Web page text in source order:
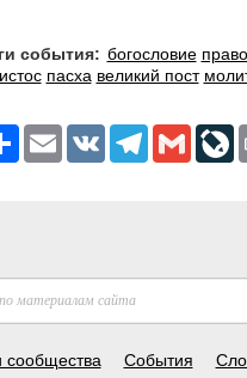
события: богословие
пасха великий пост
РесурсEmail VK Telegram
Gmail
сообщества События